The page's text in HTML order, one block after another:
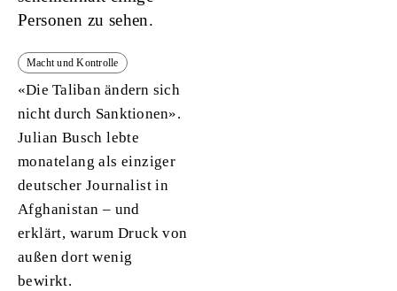
Macht und Kontrolle
«Die Taliban ändern sich
nicht durch Sanktionen».
Julian Busch lebte
monatelang als einziger
deutscher Journalist in
Afghanistan – und
erklärt, warum Druck von
außen dort wenig
bewirkt.